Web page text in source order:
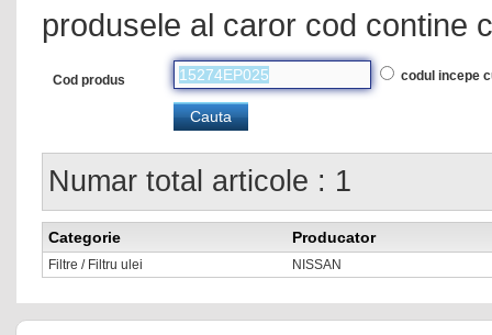
produsele al caror cod contine
Cod produs codul incepe
Numar total articole : 1
Categorie Producator
Filtre / Filtru ulei NISSAN